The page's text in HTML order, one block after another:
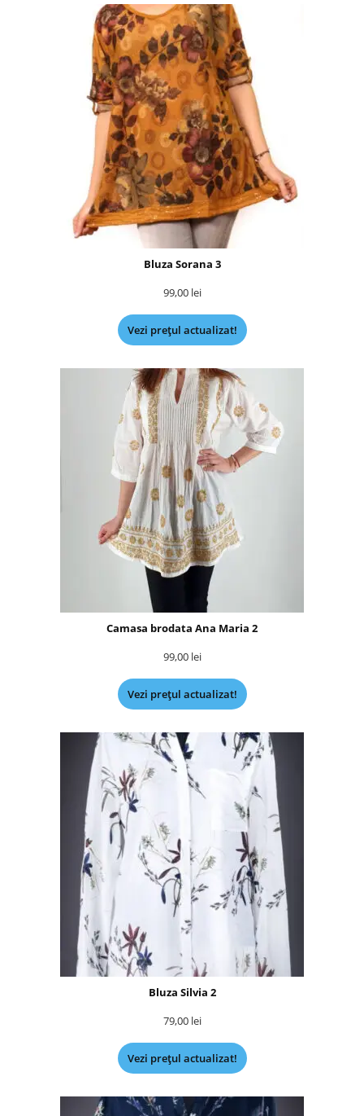
Bluza Sorana 3
99,00 lei
Vezi prețul actualizat!
Camasa brodata Ana Maria 2
99,00 lei
Vezi prețul actualizat!
Bluza Silvia 2
79,00 lei
Vezi prețul actualizat!